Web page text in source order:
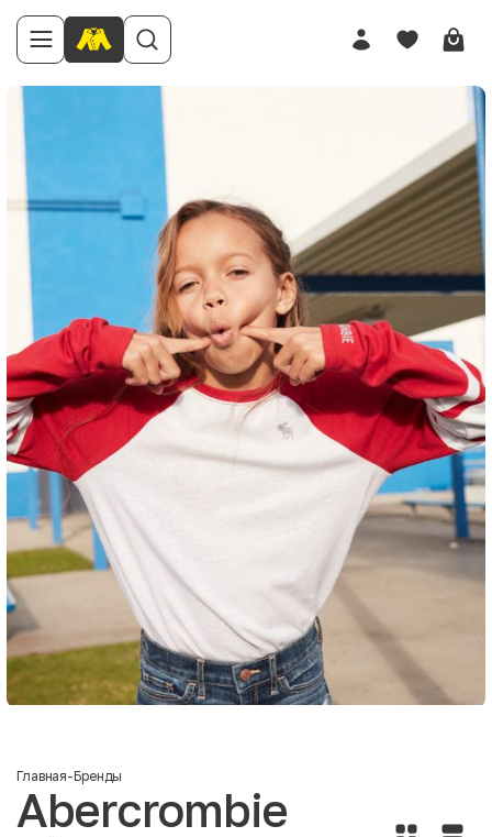
Главная-Бренды
Abercrombie